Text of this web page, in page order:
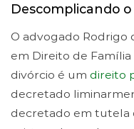
Descomplicando
O advogado Rodrigo
em Direito de Família
divórcio é um direito
decretado
decretado em tutela